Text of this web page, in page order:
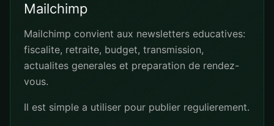
Mailchimp
Mailchimp convient aux newsletters educatives:
fiscalite, retraite, budget, transmission,
actualites generales et preparation de rendez-
vous.
Il est simple a utiliser pour publier regulierement.